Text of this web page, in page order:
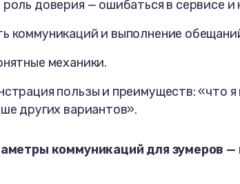
доверия — ошибаться в сервисе и
коммуникаций и выполнение
механики.
пользы и преимуществ: «что я
других вариантов».
коммуникаций для зумеров —